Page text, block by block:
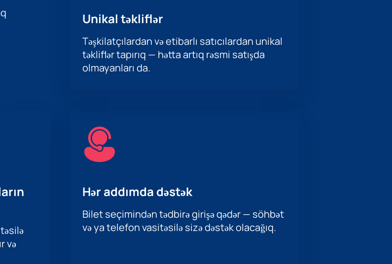
Unikal təkliflər
Təşkilatçılardan və etibarlı satıcılardan unikal
təkliflər tapırıq — hətta artıq rəsmi satışda
olmayanları da.
və
Hər addımda dəstək
Bilet seçimindən tədbirə girişə qədər — söhbət
və ya telefon vasitəsilə sizə dəstək olacağıq.